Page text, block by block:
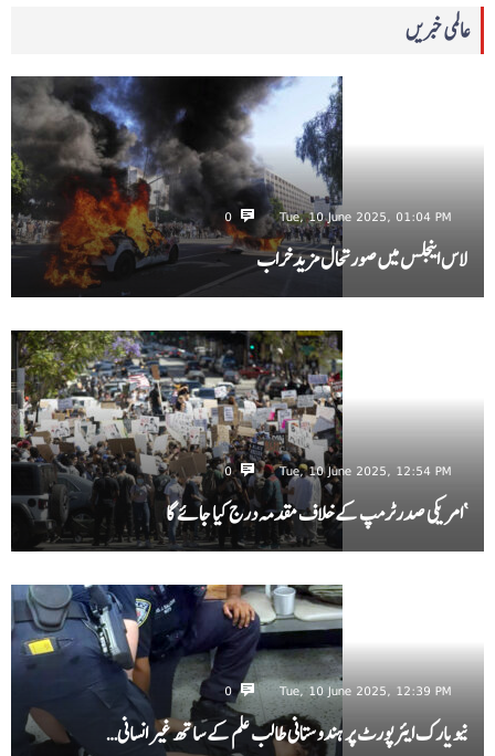
عالمی خبریں
Tue, 10 June 2025, 01:04 PM
0
لاس اینجلس میں صورتحال مزید خراب
Tue, 10 June 2025, 12:54 PM
0
‘امریکی صدرٹرمپ کے خلاف مقدمہ درج کیا جائے گا
Tue, 10 June 2025, 12:39 PM
0
نیویارک ایئرپورٹ پر ہندوستانی طالب علم کے ساتھ غیر انسانی…